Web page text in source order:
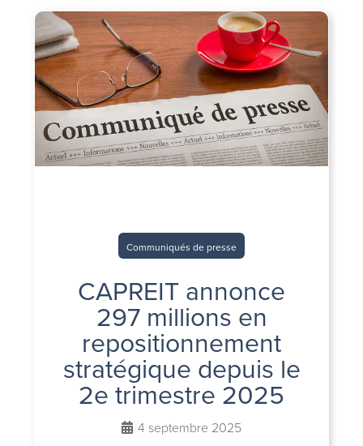
Communiqués de presse
CAPREIT annonce
297 millions en
repositionnement
stratégique depuis le
2e trimestre 2025
4 septembre 2025